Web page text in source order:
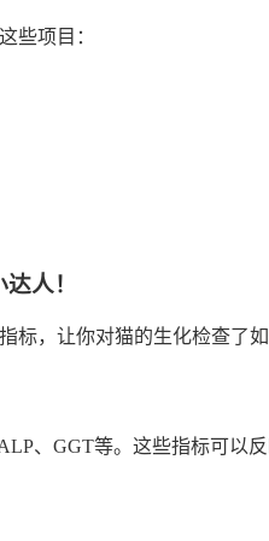
些项目：
人！
标，让你对猫的生化检查了如
、GGT等。这些指标可以